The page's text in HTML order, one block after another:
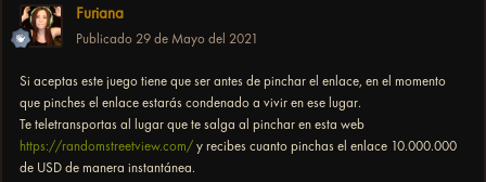
Furiana
Publicado 29 de Mayo del 2021
Si aceptas este juego tiene que ser antes de pinchar el enlace, en el momento
que pinches el enlace estarás condenado a vivir en ese lugar.
Te teletransportas al lugar que te salga al pinchar en esta web
https://randomstreetview.com/ y recibes cuanto pinchas el enlace 10.000.000
de USD de manera instantánea.